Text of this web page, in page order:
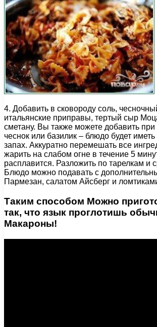
4. Добавить в сковороду соль,
итальянские приправы, тертый сыр
сметану. Вы также можете добавить
чеснок или базилик – блюдо будет
запах. Аккуратно перемешать все
жарить на слабом огне в течение 5
расплавится. Разложить по тарелкам и
Блюдо можно подавать с
Пармезан, салатом Айсберг и
Таким способом Можно
так, что язык проглотишь
Макароны!